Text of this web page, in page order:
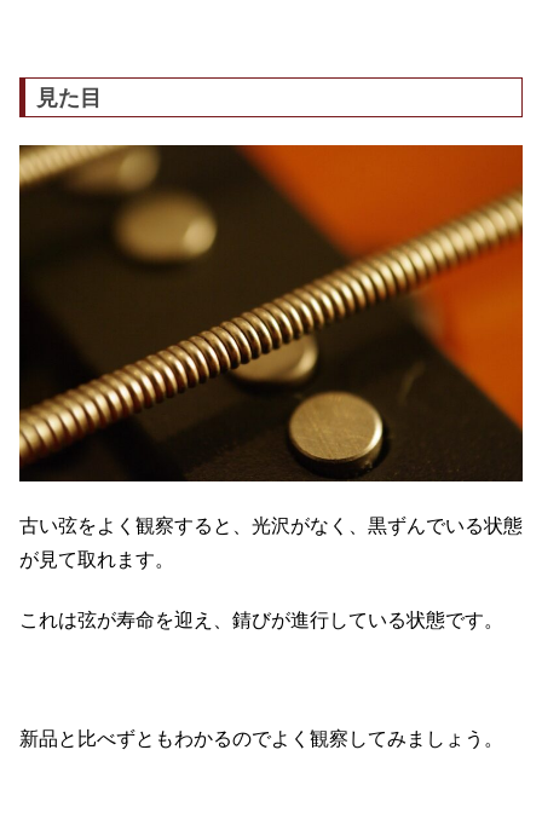
見た目
古い弦をよく観察すると、光沢がなく、黒ずんでいる状態
が見て取れます。
これは弦が寿命を迎え、錆びが進行している状態です。
新品と比べずともわかるのでよく観察してみましょう。